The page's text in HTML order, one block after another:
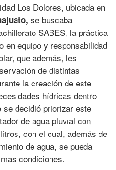
Los Dolores, ubicada en
se buscaba
SABES, la práctica
en equipo y responsabilidad
que además, les
de distintas
la creación de este
hídricas dentro
se decidió priorizar este
de agua pluvial con
con el cual, además de
de agua, se pueda
condiciones.